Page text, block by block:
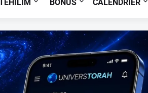
BONUS CALENDRIER